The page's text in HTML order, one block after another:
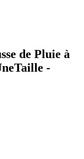
de Pluie à
-